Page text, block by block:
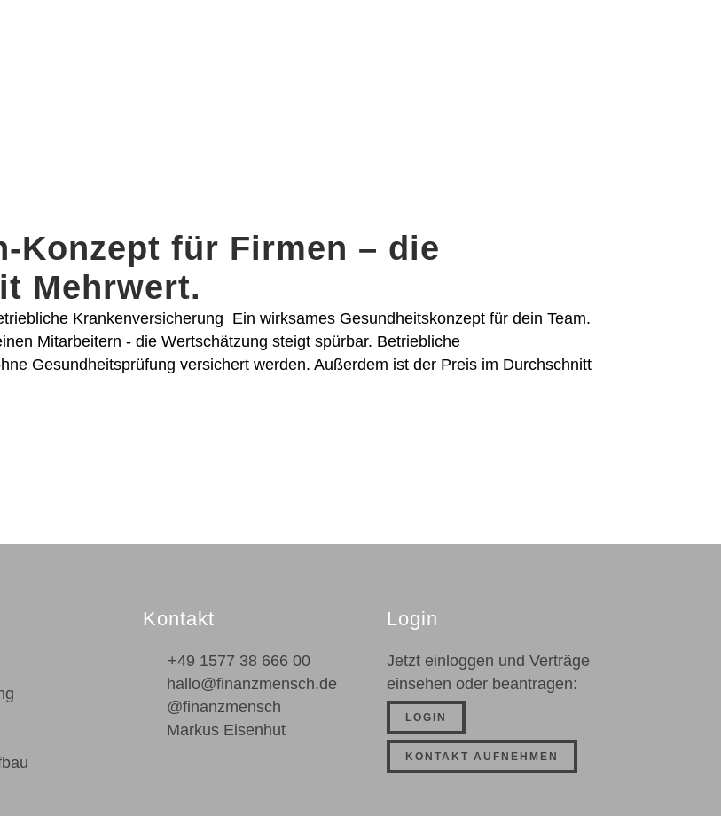
Konzept für Firmen – die
Mehrwert.
Krankenversicherung Ein wirksames Gesundheitskonzept für dein Team.
Mitarbeitern - die Wertschätzung steigt spürbar. Betriebliche
Gesundheitsprüfung versichert werden. Außerdem ist der Preis im Durchschnitt
Kontakt
+49 1577 38 666 00
hallo@finanzmensch.de
@finanzmensch
Markus Eisenhut
Login
Jetzt einloggen und Verträge
einsehen oder beantragen:
LOGIN
KONTAKT AUFNEHMEN